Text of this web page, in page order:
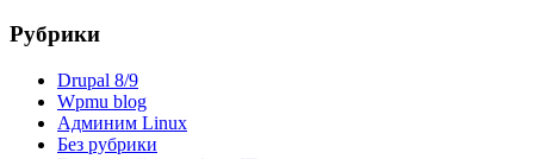
Рубрики
Drupal 8/9
Wpmu blog
Админим Linux
Без рубрики